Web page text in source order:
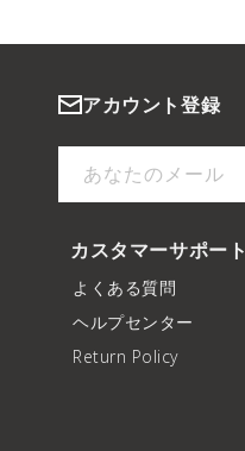
アカウント登録
あなたのメール
カスタマーサポート
よくある質問
ヘルプセンター
Return Policy